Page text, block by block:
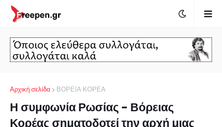
Αρχική σελίδα ΒΟΡΕΙΑ ΚΟΡΕΑ
Η συμφωνία Ρωσίας - Βόρειας
Κορέας σηματοδοτεί την αρχή μιας